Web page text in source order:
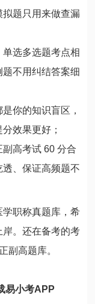
题只用来做查漏
单选多选题考点相
不用纠结答案细
是你的知识盲区，
效果更好；
副高考试 60 分合
、保证高频题不
职称真题库，希
。还在备考的考
副高题库。
易小考APP